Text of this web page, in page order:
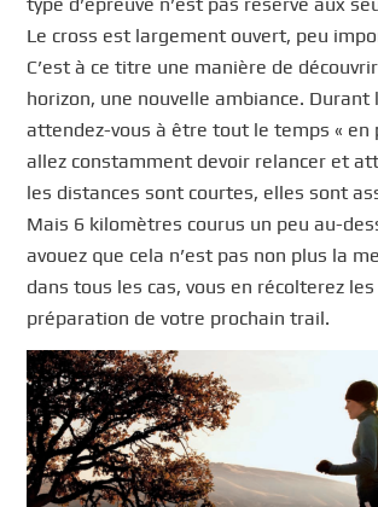
Le cross est largement ouvert, peu
C’est à ce titre une manière de
horizon, une nouvelle ambiance. Durant
attendez-vous à être tout le temps « en
allez constamment devoir relancer et
les distances sont courtes, elles sont
Mais 6 kilomètres courus un peu au-
avouez que cela n’est pas non plus la
dans tous les cas, vous en récolterez
préparation de votre prochain trail.